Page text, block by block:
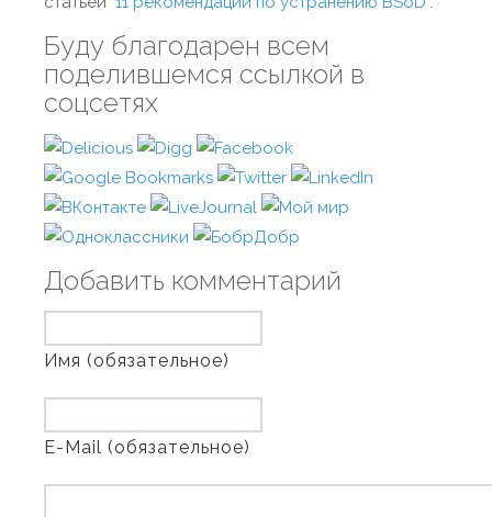
Буду благодарен всем
поделившемся ссылкой в
соцсетях
Добавить комментарий
Имя (обязательное)
E-Mail (обязательное)